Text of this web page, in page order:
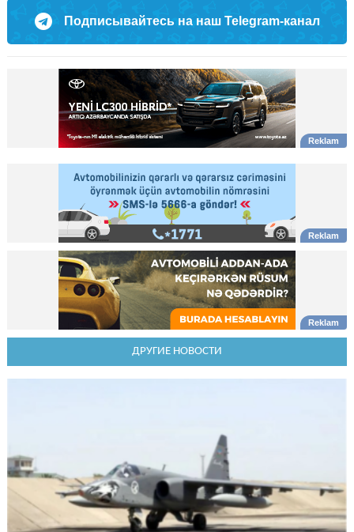
Подписывайтесь на наш Telegram-канал
ДРУГИЕ НОВОСТИ